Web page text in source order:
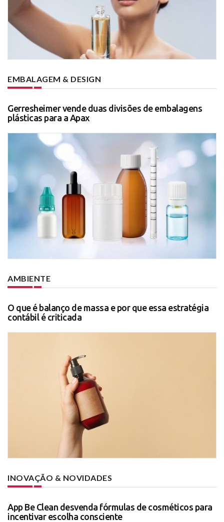
EMBALAGEM & DESIGN
Gerresheimer vende duas divisões de embalagens
plásticas para a Apax
AMBIENTE
O que é balanço de massa e por que essa estratégia
contábil é criticada
INOVAÇÃO & NOVIDADES
App Be Clean desvenda fórmulas de cosméticos para
incentivar escolha consciente